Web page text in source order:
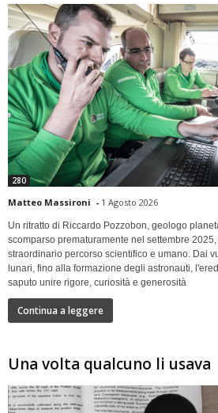
280
Matteo Massironi - 1 Agosto 2026
Un ritratto di Riccardo Pozzobon, geologo
scomparso prematuramente nel settembre
straordinario percorso scientifico e umano. Dai
lunari, fino alla formazione degli astronauti,
saputo unire rigore, curiosità e generosità
Continua a leggere
Una volta qualcuno li usava